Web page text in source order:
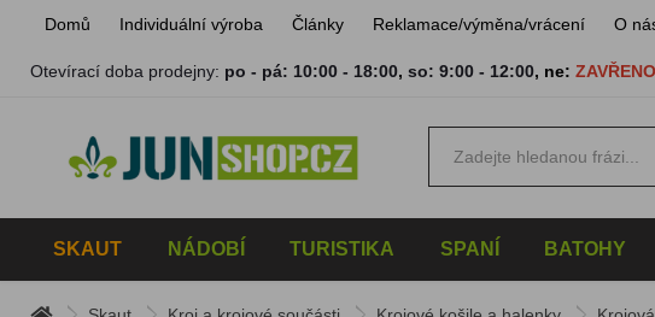
Domů Individuální výroba Články Reklamace/výměna/vrácení O
Otevírací doba prodejny: po - pá: 10:00 - 18:00,so: 9:00 - 12:00, ne: ZAVŘENO
SKAUT NÁDOBÍ TURISTIKA SPANÍ BATOHY